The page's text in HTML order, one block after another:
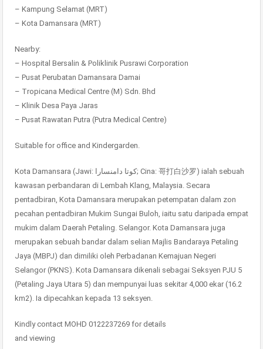
– Kampung Selamat (MRT)
– Kota Damansara (MRT)
Nearby:
– Hospital Bersalin & Poliklinik Pusrawi Corporation
– Pusat Perubatan Damansara Damai
– Tropicana Medical Centre (M) Sdn. Bhd
– Klinik Desa Paya Jaras
– Pusat Rawatan Putra (Putra Medical Centre)
Suitable for office and Kindergarden.
Kota Damansara (Jawi: ‏كوتا دامنسارا‎‎; Cina: 哥打白沙罗) ialah sebuah
kawasan perbandaran di Lembah Klang, Malaysia. Secara
pentadbiran, Kota Damansara merupakan petempatan dalam zon
pecahan pentadbiran Mukim Sungai Buloh, iaitu satu daripada empat
mukim dalam Daerah Petaling. Selangor. Kota Damansara juga
merupakan sebuah bandar dalam selian Majlis Bandaraya Petaling
Jaya (MBPJ) dan dimiliki oleh Perbadanan Kemajuan Negeri
Selangor (PKNS). Kota Damansara dikenali sebagai Seksyen PJU 5
(Petaling Jaya Utara 5) dan mempunyai luas sekitar 4,000 ekar (16.2
km2). Ia dipecahkan kepada 13 seksyen.
Kindly contact MOHD 0122237269 for details
and viewing